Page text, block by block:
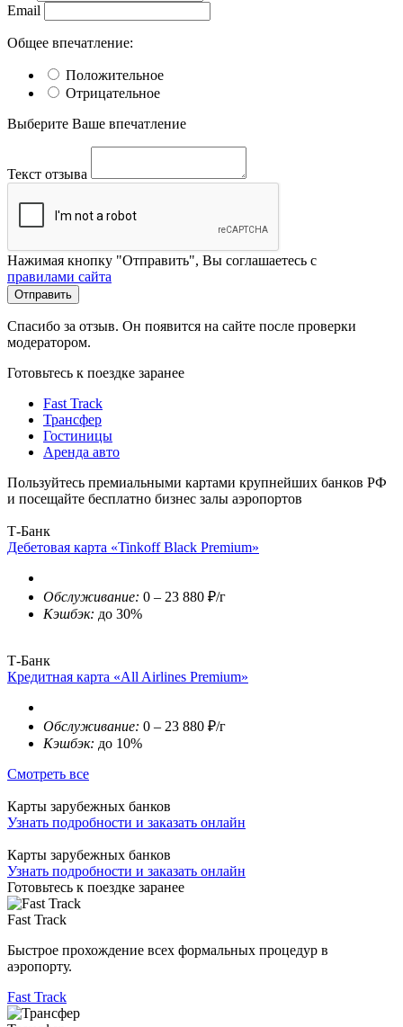
Email
Общее впечатление:
Положительное
Отрицательное
Выберите Ваше впечатление
Текст отзыва
Нажимая кнопку "Отправить", Вы соглашаетесь с
правилами сайта
Отправить
Спасибо за отзыв. Он появится на сайте после проверки
модератором.
Готовьтесь к поездке заранее
Fast Track
Трансфер
Гостиницы
Аренда авто
Пользуйтесь премиальными картами крупнейших банков РФ
и посещайте бесплатно бизнес залы аэропортов
Т-Банк
Дебетовая карта «Tinkoff Black Premium»
Обслуживание: 0 – 23 880 ₽/г
Кэшбэк: до 30%
Т-Банк
Кредитная карта «All Airlines Premium»
Обслуживание: 0 – 23 880 ₽/г
Кэшбэк: до 10%
Смотреть все
Карты зарубежных банков
Узнать подробности и заказать онлайн
Карты зарубежных банков
Узнать подробности и заказать онлайн
Готовьтесь к поездке заранее
Fast Track
Быстрое прохождение всех формальных процедур в
аэропорту.
Fast Track